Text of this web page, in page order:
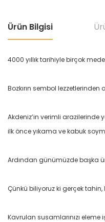
Ürün Bilgisi
4000 yıllık tarihiyle birçok
Bozkırın sembol
Akdeniz’in verimli arazilerinde
ilk önce yıkama ve kabuk
Ardından günümüzde başka
Çünkü biliyoruz ki gerçek
Kavrulan susamlarınızı